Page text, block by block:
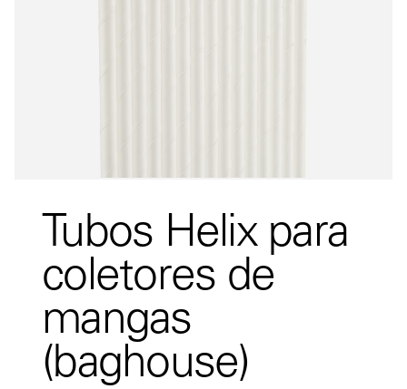
Tubos Helix para
coletores de
mangas
(baghouse)